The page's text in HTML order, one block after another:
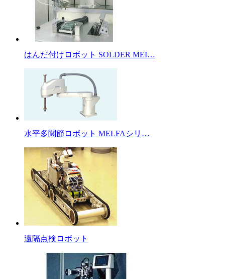
はんだ付けロボット SOLDER MEI…
水平多関節ロボット MELFAシリ…
遠隔点検ロボット